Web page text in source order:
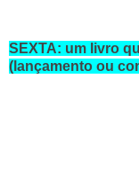
SEXTA: um livro
(lançamento ou